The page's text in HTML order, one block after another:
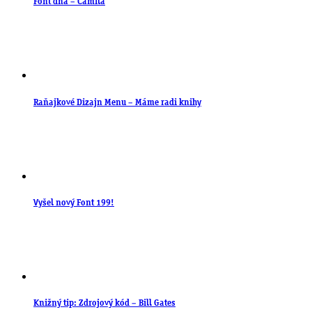
Font dňa – Camila
Raňajkové Dizajn Menu – Máme radi knihy
Vyšel nový Font 199!
Knižný tip: Zdrojový kód – Bill Gates